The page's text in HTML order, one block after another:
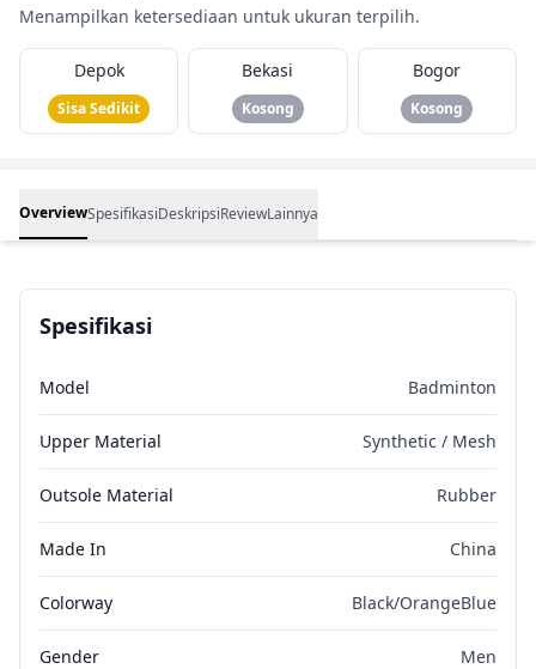
Menampilkan ketersediaan untuk ukuran terpilih.
Depok
Sisa Sedikit
Bekasi
Kosong
Bogor
Kosong
OverviewSpesifikasiDeskripsiReviewLainnya
Spesifikasi
Model Badminton
Upper Material Synthetic / Mesh
Outsole Material Rubber
Made In China
Colorway Black/OrangeBlue
Gender Men